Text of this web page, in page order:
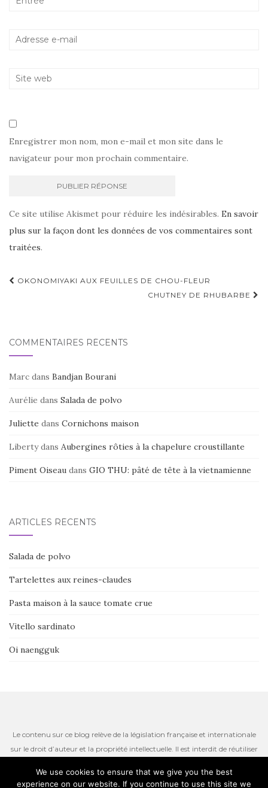
Enregistrer mon nom, mon e-mail et mon site dans le
navigateur pour mon prochain commentaire.
Ce site utilise Akismet pour réduire les indésirables. En savoir
plus sur la façon dont les données de vos commentaires sont
traitées.
Navigation
OKONOMIYAKI AUX FEUILLES DE CHOU-FLEUR
CHUTNEY DE RHUBARBE
COMMENTAIRES RÉCENTS
Marc dans Bandjan Bourani
Aurélie dans Salada de polvo
Juliette dans Cornichons maison
Libertydans Aubergines rôties à la chapelure croustillante
Piment Oiseau dans GIO THU: pâté de tête à la vietnamienne
ARTICLES RÉCENTS
Salada de polvo
Tartelettes aux reines-claudes
Pasta maison à la sauce tomate crue
Vitello sardinato
Oi naengguk
Le contenu sur ce blog relève de la législation française et internationale
sur le droit d’auteur et la propriété intellectuelle. Il est interdit de réutiliser
autres ressources iconographiques qui restent la propriété de l’auteur.
We use cookies to ensure that we give you the best
experience on our website. If you continue to use this site we